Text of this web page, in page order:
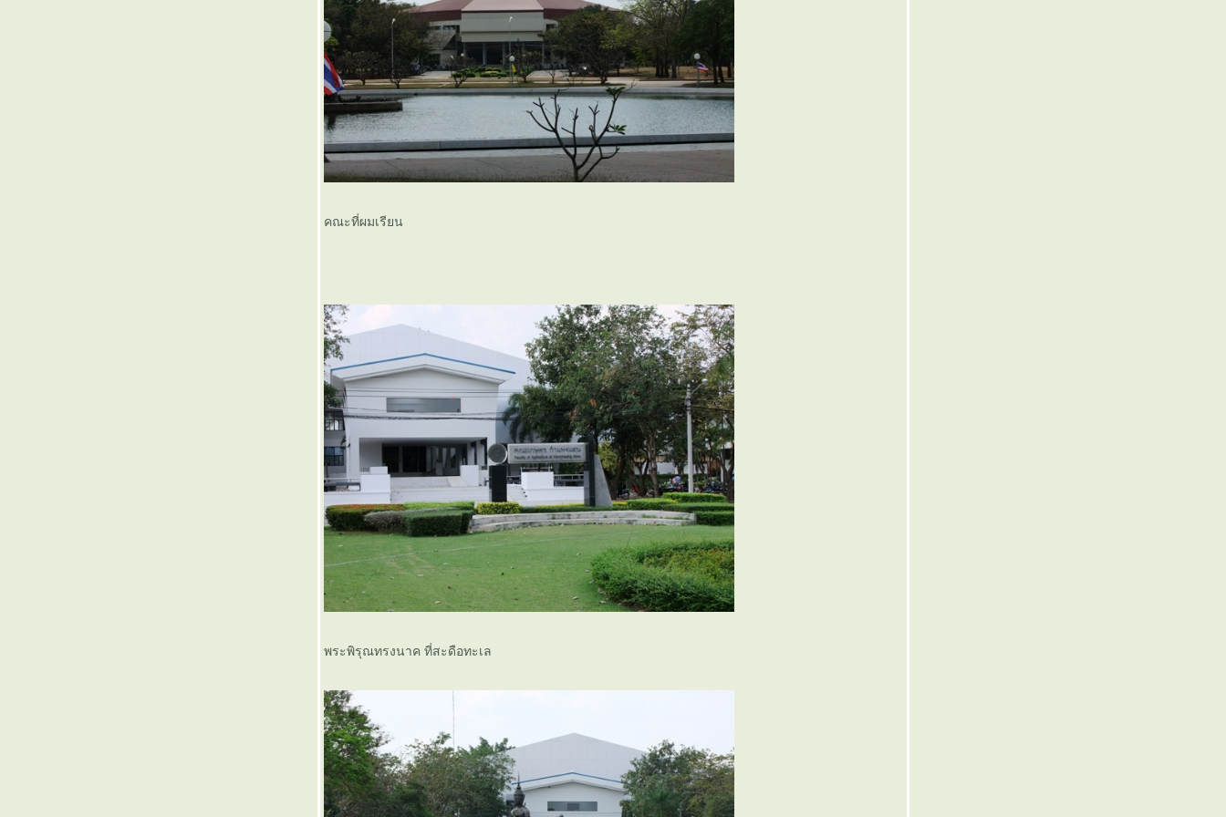
คณะที่ผมเรียน
พระพิรุณทรงนาค ที่สะดือทะเล